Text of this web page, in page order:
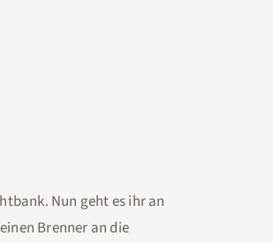
Nun geht es ihr an
Brenner an die